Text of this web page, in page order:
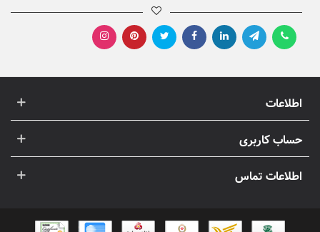
اطلاعات
حساب کاربری
اطلاعات تماس